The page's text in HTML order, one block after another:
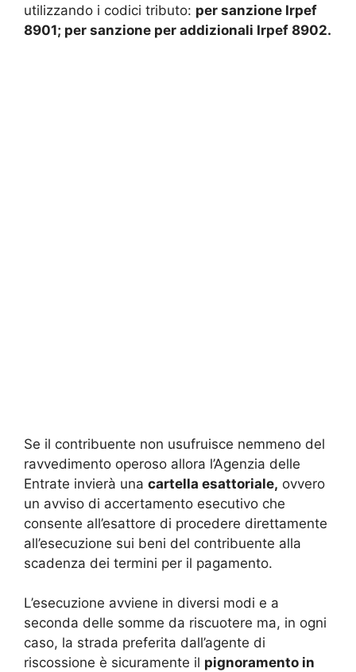
utilizzando i codici tributo: per sanzione Irpef
8901; per sanzione per addizionali Irpef 8902.
Se il contribuente non usufruisce nemmeno del
ravvedimento operoso allora l’Agenzia delle
Entrate invierà una cartella esattoriale, ovvero
un avviso di accertamento esecutivo che
consente all’esattore di procedere direttamente
all’esecuzione sui beni del contribuente alla
scadenza dei termini per il pagamento.
L’esecuzione avviene in diversi modi e a
seconda delle somme da riscuotere ma, in ogni
caso, la strada preferita dall’agente di
riscossione è sicuramente il pignoramento in